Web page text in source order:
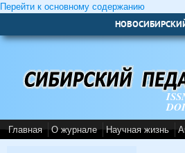
Перейти к основному содержанию
Главная О журнале Научная жизнь